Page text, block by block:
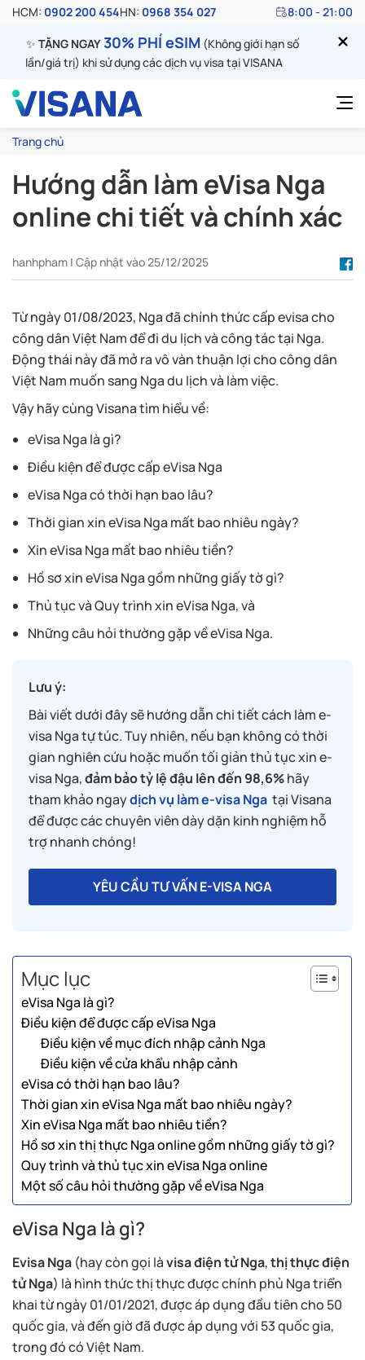
HCM: 0902 200 454HN: 0968 354 027 8:00 - 21:00
✨ TẶNG NGAY30% PHÍ eSIM (Không giới hạn số
lần/giá trị) khi sử dụng các dịch vụ visa tại VISANA
Trang chủ
Hướng dẫn làm eVisa Nga
online chi tiết và chính xác
hanhpham | Cập nhật vào 25/12/2025
Từ ngày 01/08/2023, Nga đã chính thức cấp evisa cho
công dân Việt Nam để đi du lịch và công tác tại Nga.
Động thái này đã mở ra vô vàn thuận lợi cho công dân
Việt Nam muốn sang Nga du lịch và làm việc.
Vậy hãy cùng Visana tìm hiểu về:
eVisa Nga là gì?
Điều kiện để được cấp eVisa Nga
eVisa Nga có thời hạn bao lâu?
Thời gian xin eVisa Nga mất bao nhiêu ngày?
Xin eVisa Nga mất bao nhiêu tiền?
Hồ sơ xin eVisa Nga gồm những giấy tờ gì?
Thủ tục và Quy trình xin eVisa Nga, và
Những câu hỏi thường gặp về eVisa Nga.
Lưu ý:
Bài viết dưới đây sẽ hướng dẫn chi tiết cách làm e-
visa Nga tự túc. Tuy nhiên, nếu bạn không có thời
gian nghiên cứu hoặc muốn tối giản thủ tục xin e-
visa Nga,đảm bảo tỷ lệ đậu lên đến 98,6%hãy
tham khảo ngaydịch vụ làm e-visa Nga tại Visana
để được các chuyên viên dày dặn kinh nghiệm hỗ
trợ nhanh chóng!
YÊU CẦU TƯ VẤN E-VISA NGA
Mục lục
eVisa Nga là gì?
Điều kiện để được cấp eVisa Nga
Điều kiện về mục đích nhập cảnh Nga
Điều kiện về cửa khẩu nhập cảnh
eVisa có thời hạn bao lâu?
Thời gian xin eVisa Nga mất bao nhiêu ngày?
Xin eVisa Nga mất bao nhiêu tiền?
Hồ sơ xin thị thực Nga online gồm những giấy tờ gì?
Quy trình và thủ tục xin eVisa Nga online
Một số câu hỏi thường gặp về eVisa Nga
eVisa Nga là gì?
Evisa Nga (hay còn gọi làvisa điện tử Nga,thị thực điện
tử Nga) là hình thức thị thực được chính phủ Nga triển
khai từ ngày 01/01/2021, được áp dụng đầu tiên cho 50
quốc gia, và đến giờ đã được áp dụng với 53 quốc gia,
trong đó có Việt Nam.